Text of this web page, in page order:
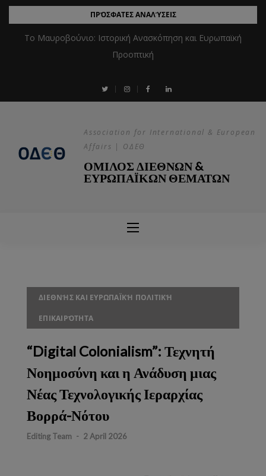
ΠΡΌΣΦΑΤΕΣ ΑΝΑΛΎΣΕΙΣ
Το Μαυροβούνιο: Ιστορική Ανασκόπηση και Ευρωπαϊκή
Προοπτική
Association for International & European
Affairs | ΟΔΕΘ
ΟΜΙΛΟΣ ΔΙΕΘΝΩΝ &
ΕΥΡΩΠΑΪΚΩΝ ΘΕΜΑΤΩΝ
ΔΙΕΘΝΉΣ ΚΑΙ ΕΥΡΩΠΑΪΚΉ ΠΟΛΙΤΙΚΉ
ΕΠΙΚΑΙΡΌΤΗΤΑ
“Digital Colonialism”: Τεχνητή
Νοημοσύνη και η Ανάδυση μιας
Νέας Τεχνολογικής Ιεραρχίας
Βορρά-Νότου
Editing Team - 2 April 2026